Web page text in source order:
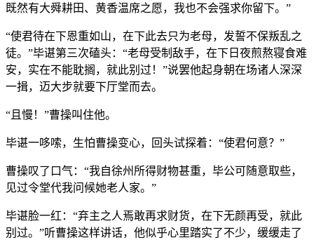
既然有大舜耕田、黄香温席之愿，我也不会强求你留下。”
“使君待在下恩重如山，在下此去只为老母，发誓不保叛乱之
徒。”毕谌第三次磕头：“老母受制敌手，在下日夜煎熬寝食难
安，实在不能耽搁，就此别过！”说罢他起身朝在场诸人深深
一揖，迈大步就要下厅堂而去。
“且慢！”曹操叫住他。
毕谌一哆嗦，生怕曹操变心，回头试探着：“使君何意？”
曹操叹了口气：“我自徐州所得财物甚重，毕公可随意取些，
见过令堂代我问候她老人家。”
毕谌脸一红：“弃主之人焉敢再求财货，在下无颜再受，就此
别过。”听曹操这样讲话，他似乎心里踏实了不少，缓缓走了